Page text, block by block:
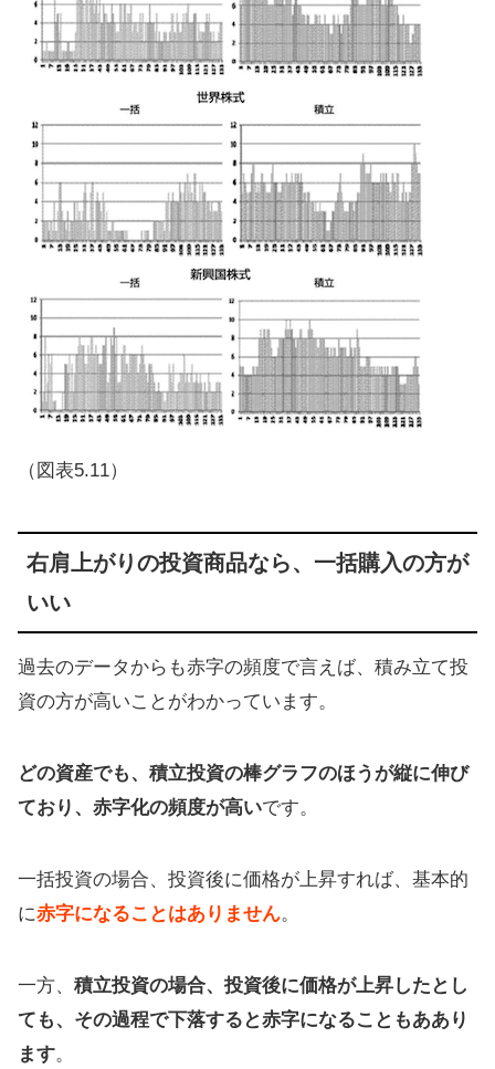
（図表5.11）
右肩上がりの投資商品なら、一括購入の方が
いい
過去のデータからも赤字の頻度で言えば、積み立て投
資の方が高いことがわかっています。
どの資産でも、積立投資の棒グラフのほうが縦に伸び
ており、赤字化の頻度が高いです。
一括投資の場合、投資後に価格が上昇すれば、基本的
に赤字になることはありません。
一方、 積立投資の場合、投資後に価格が上昇したとし
ても、その過程で下落すると赤字になることもああり
ます。